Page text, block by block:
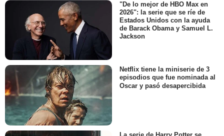
"De lo mejor de HBO Max en
2026": la serie que se ríe de
Estados Unidos con la ayuda
de Barack Obama y Samuel L.
Jackson
Netflix tiene la miniserie de 3
episodios que fue nominada al
Oscar y pasó desapercibida